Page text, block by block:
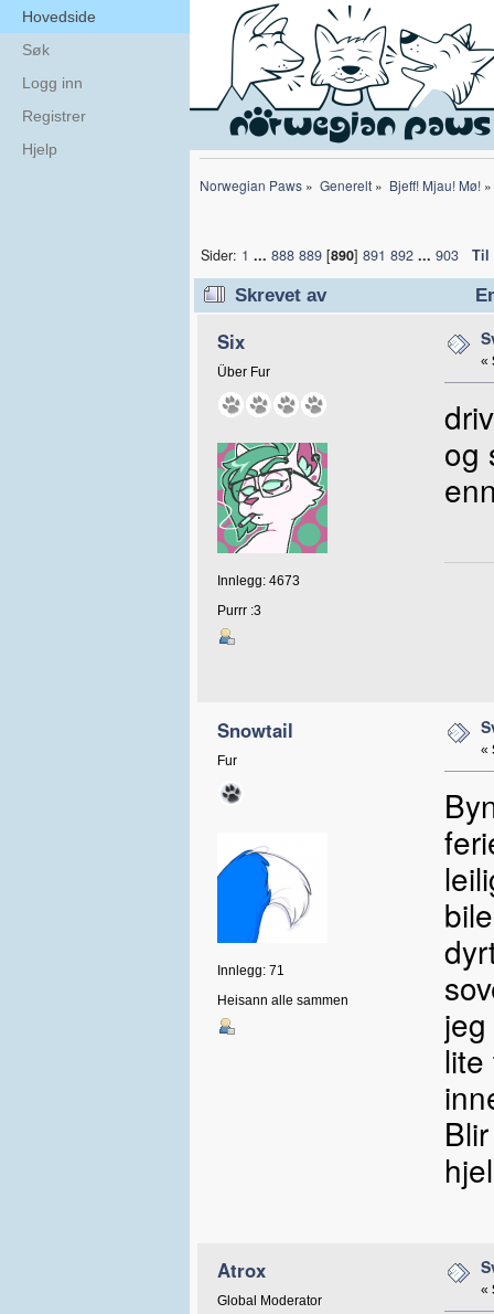
Hovedside
Søk
Logg inn
Registrer
Hjelp
Norwegian Paws » Generelt» Bjeff! Mjau! Mø!»
Sider: 1 ... 888 889[890] 891 892 ... 903 Til
Skrevet av
Six
Über Fur
Innlegg: 4673
Purrr :3
«
og
Snowtail
Fur
Innlegg: 71
Heisann alle sammen
«
Atrox
Global Moderator
«